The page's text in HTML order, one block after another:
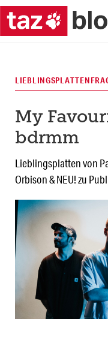
My
bdrmm
Lieblingsplatten von
Orbison & NEU! zu